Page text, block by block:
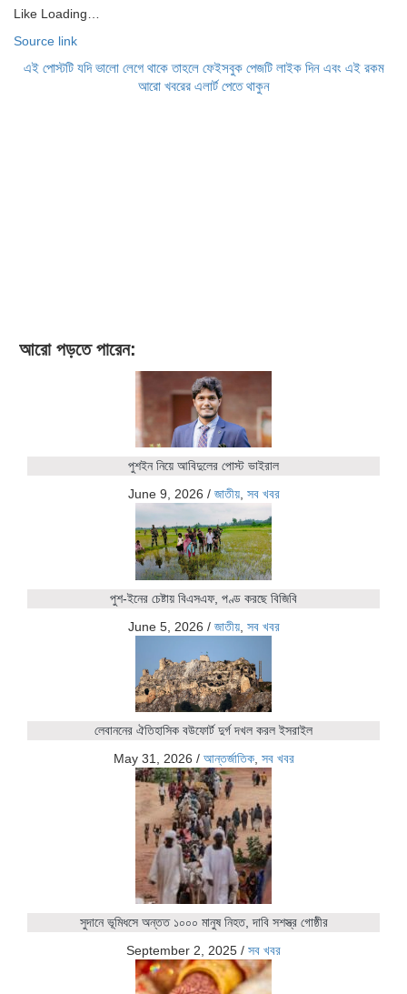
Like Loading…
Source link
এই পোস্টটি যদি ভালো লেগে থাকে তাহলে ফেইসবুক পেজটি লাইক দিন এবং এই রকম
আরো খবরের এলার্ট পেতে থাকুন
আরো পড়তে পারেন:
পুশইন নিয়ে আবিদুলের পোস্ট ভাইরাল
June 9, 2026 / জাতীয়, সব খবর
পুশ-ইনের চেষ্টায় বিএসএফ, পণ্ড করছে বিজিবি
June 5, 2026 / জাতীয়, সব খবর
লেবাননের ঐতিহাসিক বউফোর্ট দুর্গ দখল করল ইসরাইল
May 31, 2026 / আন্তর্জাতিক, সব খবর
সুদানে ভূমিধসে অন্তত ১০০০ মানুষ নিহত, দাবি সশস্ত্র গোষ্ঠীর
September 2, 2025 / সব খবর